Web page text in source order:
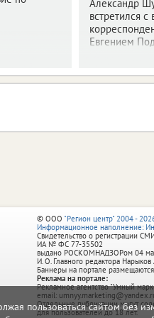
пользоваться сайтом без
Александр
встретился
Евгением
© ООО "Регион центр" 2004 -
Информационное наполнение:
Свидетельство о регистрации
ИА № ФС 77‑35502
выдано РОСКОМНАДЗОРом 04
И. О. Главного редактора Нарыков
Баннеры на портале размещаются
Реклама на портале:
Рекламное агентство "Умный
email:
Отдельные публикации могут
для пользователей до 18 лет.